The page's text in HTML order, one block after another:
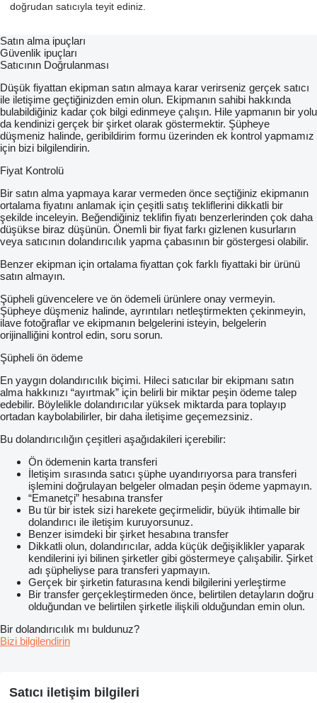
doğrudan satıcıyla teyit ediniz.
Satın alma ipuçları
Güvenlik ipuçları
Satıcının Doğrulanması
Düşük fiyattan ekipman satın almaya karar verirseniz gerçek satıcı
ile iletişime geçtiğinizden emin olun. Ekipmanın sahibi hakkında
bulabildiğiniz kadar çok bilgi edinmeye çalışın. Hile yapmanın bir yolu
da kendinizi gerçek bir şirket olarak göstermektir. Şüpheye
düşmeniz halinde, geribildirim formu üzerinden ek kontrol yapmamız
için bizi bilgilendirin.
Fiyat Kontrolü
Bir satın alma yapmaya karar vermeden önce seçtiğiniz ekipmanın
ortalama fiyatını anlamak için çeşitli satış tekliflerini dikkatli bir
şekilde inceleyin. Beğendiğiniz teklifin fiyatı benzerlerinden çok daha
düşükse biraz düşünün. Önemli bir fiyat farkı gizlenen kusurların
veya satıcının dolandırıcılık yapma çabasının bir göstergesi olabilir.
Benzer ekipman için ortalama fiyattan çok farklı fiyattaki bir ürünü
satın almayın.
Şüpheli güvencelere ve ön ödemeli ürünlere onay vermeyin.
Şüpheye düşmeniz halinde, ayrıntıları netleştirmekten çekinmeyin,
ilave fotoğraflar ve ekipmanın belgelerini isteyin, belgelerin
orijinalliğini kontrol edin, soru sorun.
Şüpheli ön ödeme
En yaygın dolandırıcılık biçimi. Hileci satıcılar bir ekipmanı satın
alma hakkınızı “ayırtmak” için belirli bir miktar peşin ödeme talep
edebilir. Böylelikle dolandırıcılar yüksek miktarda para toplayıp
ortadan kaybolabilirler, bir daha iletişime geçemezsiniz.
Bu dolandırıcılığın çeşitleri aşağıdakileri içerebilir:
Ön ödemenin karta transferi
İletişim sırasında satıcı şüphe uyandırıyorsa para transferi
işlemini doğrulayan belgeler olmadan peşin ödeme yapmayın.
“Emanetçi” hesabına transfer
Bu tür bir istek sizi harekete geçirmelidir, büyük ihtimalle bir
dolandırıcı ile iletişim kuruyorsunuz.
Benzer isimdeki bir şirket hesabına transfer
Dikkatli olun, dolandırıcılar, adda küçük değişiklikler yaparak
kendilerini iyi bilinen şirketler gibi göstermeye çalışabilir. Şirket
adı şüpheliyse para transferi yapmayın.
Gerçek bir şirketin faturasına kendi bilgilerini yerleştirme
Bir transfer gerçekleştirmeden önce, belirtilen detayların doğru
olduğundan ve belirtilen şirketle ilişkili olduğundan emin olun.
Bir dolandırıcılık mı buldunuz?
Bizi bilgilendirin
Satıcı iletişim bilgileri